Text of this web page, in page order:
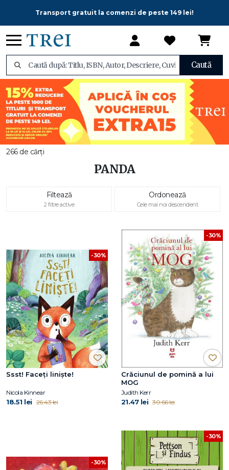
Transport gratuit la comenzi de peste 149 lei!
Caută
266 de cărți
PANDA
Filtează
2 filtre active
Ordonează
Cele mai noi descendent
-30%
Ssst! Faceți liniște!
Nicola Kinnear
18.51 lei 26.43 lei
-30%
Crăciunul de pomină a lui
MOG
Judith Kerr
21.47 lei 30.66 lei
-30%
-30%